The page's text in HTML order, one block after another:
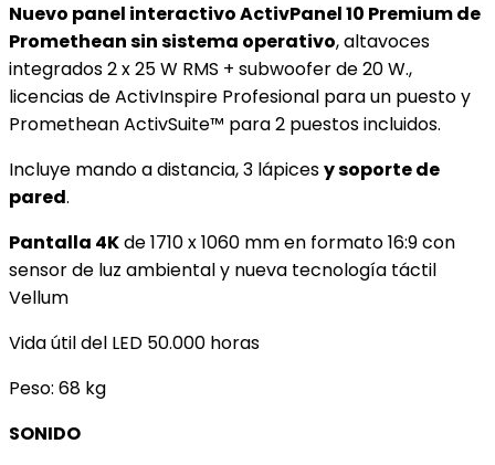
Nuevo panel interactivoActivPanel 10 Premium de
Promethean sin sistema operativo, altavoces
integrados 2 x 25 W RMS + subwoofer de 20 W.,
licencias de ActivInspire Profesional para un puesto y
Promethean ActivSuite™ para 2 puestos incluidos.
Incluye mando a distancia, 3 lápicesy soporte de
pared.
Pantalla 4Kde 1710 x 1060 mm en formato 16:9 con
sensor de luz ambiental y nueva tecnología táctil
Vellum
Vida útil del LED 50.000 horas
Peso: 68 kg
SONIDO